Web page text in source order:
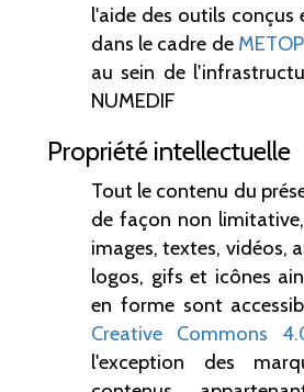
l'aide des outils conçus
dans le cadre de
au sein de
NUMEDIF
Propriété intellectuelle
Tout le contenu du
de façon non
images, textes, vidéos,
logos, gifs et icônes
en forme sont
Creative Commons
l'exception des